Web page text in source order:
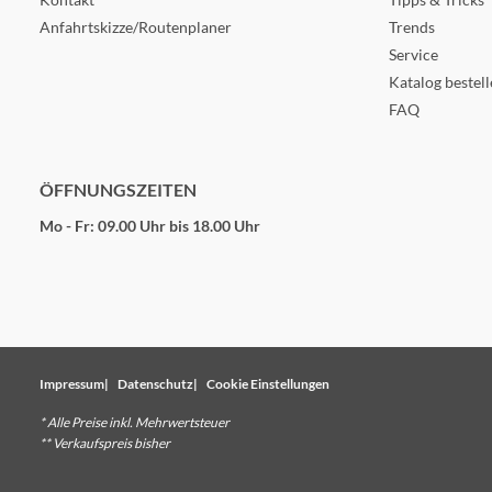
Anfahrtskizze/Routenplaner
Trends
Service
Katalog
FAQ
ÖFFNUNGSZEITEN
Mo - Fr: 09.00 Uhr bis 18.00 Uhr
Impressum Datenschutz Cookie Einstellungen
* Alle Preise inkl. Mehrwertsteuer
** Verkaufspreis bisher